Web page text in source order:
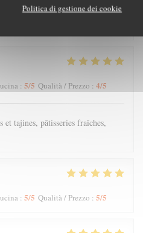
Politica di gestione dei cookie
: 5/5 Qualità / Prezzo : 4/5
et tajines, pâtisseries fraîches,
: 5/5 Qualità / Prezzo : 5/5